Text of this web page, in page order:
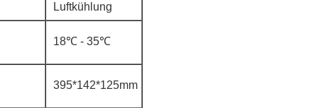
Luftkühlung
18℃ - 35℃
395*142*125mm